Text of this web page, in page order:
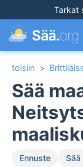
Tarkat
Sää.org
toisiin >
Sää
Ennuste